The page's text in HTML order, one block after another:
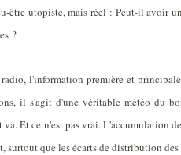
être utopiste, mais réel : Peut-il avoir
?
l'information première et
il s'agit d'une véritable météo du
Et ce n'est pas vrai. L'accumulation
surtout que les écarts de distribution